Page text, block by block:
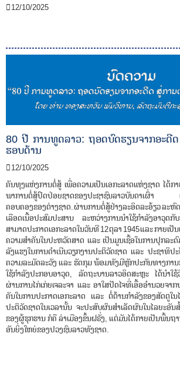
12/10/2025
80 ປີ ການທູດລາວ: ຖອດບົດຮຽນຈາກອະດີດ
ຮອບດ້ານ
12/10/2025
ຄັນທຸງແຫ່ງການຕໍ່ສູ້ ເພື່ອຄວາມເປັນເອກະລາດແຫ່ງຊາດ ໄດ້ກ
ພາການຕໍ່ສູ້ປົດປ່ອຍຊາດຂອງປະຊາຊົນລາວບັນດາເຜົ່າ
ຄອບຄອງຂອງຕ່າງຊາດ. ຜ່ານການຕໍ່ສູ້ຢ່າງລະອິດລະອ້ຽວ ລະຫົ
ເລືອດເນື້ອປະສົມປະສານ ລະຫວ່າງການນໍາໃຊ້ກໍາລັງອາວຸດ
ສາມາດປະກາດເອກະລາດໃນວັນທີ 12 ຕຸລາ 1945 ແລະ ກາຍເ
ຄວາມສໍາຄັນໃນປະຫວັດສາດ ແລະ ເປັນມູນເຊື້ອໃນການປຸກລະດົ
ລັງແຮງໃນການດໍາເນີນວຽກງານປະຕິວັດຊາດ ແລະ ປະຊາທິປ
ຄວາມລະມັດລະວັງ ແລະ ຮັດກຸມ ພ້ອມທັງມີຫຼັກປະກັນທາງການ
ໃຊ້ກໍາລັງປະກອບອາວຸດ, ລັດຖະບານລາວອິດສະຫຼະ ໄດ້ນໍາໃ
ຜ່ານການໄກ່ເກ່ຍເຈລະຈາ ແລະ ອາໃສປັດໄຈທີ່ເອື້ອອໍານວຍຈາ
ຄັນໃນການປະກາດເອກະລາດ ແລະ ຕໍ່ຕ້ານກໍາລັງຂອງສັດຕູໃ
ປະຕິວັດຊາດໃນເວລານັ້ນ ຈະປະສົບຜົນສໍາເລັດຜົນໃນໄລຍະອັ
ຂອງຜູ້ຮຸກຮານ ກໍຄື ລ່າເມືອງຂຶ້ນຝຣັ່ງ, ແຕ່ມັນໄດ້ກາຍເປັນພື້ນຖ
ອັນຍິ່ງໃຫຍ່ຂອງປວງຊົນລາວທັງຊາດ.